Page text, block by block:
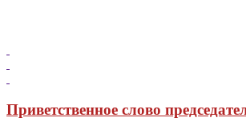
Приветственное слово